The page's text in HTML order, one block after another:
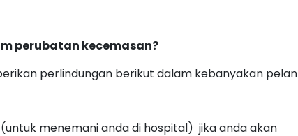
perubatan kecemasan?
perlindungan berikut dalam kebanyakan pelan
menemani anda di hospital) jika anda akan